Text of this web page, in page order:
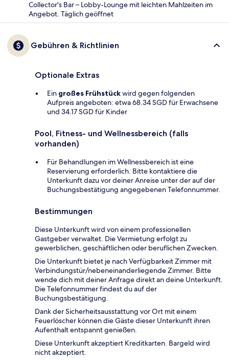
Collector's Bar – Lobby-Lounge mit leichten Mahlzeiten im
Angebot. Täglich geöffnet
Gebühren & Richtlinien
Optionale Extras
Ein großes Frühstückwird gegen folgenden
Aufpreis angeboten: etwa 68.34 SGD für Erwachsene
und 34.17 SGD für Kinder
Pool, Fitness- und Wellnessbereich (falls
vorhanden)
Für Behandlungen im Wellnessbereich ist eine
Reservierung erforderlich. Bitte kontaktiere die
Unterkunft dazu vor deiner Anreise unter der auf der
Buchungsbestätigung angegebenen Telefonnummer.
Bestimmungen
Diese Unterkunft wird von einem professionellen
Gastgeber verwaltet. Die Vermietung erfolgt zu
gewerblichen, geschäftlichen oder beruflichen Zwecken.
Die Unterkunft bietet je nach Verfügbarkeit Zimmer mit
Verbindungstür/nebeneinanderliegende Zimmer. Bitte
wende dich mit deiner Anfrage direkt an deine Unterkunft.
Die Telefonnummer findest du auf der
Buchungsbestätigung.
Dank der Sicherheitsausstattung vor Ort mit einem
Feuerlöscher können die Gäste dieser Unterkunft ihren
Aufenthalt entspannt genießen.
Diese Unterkunft akzeptiert Kreditkarten. Bargeld wird
nicht akzeptiert.